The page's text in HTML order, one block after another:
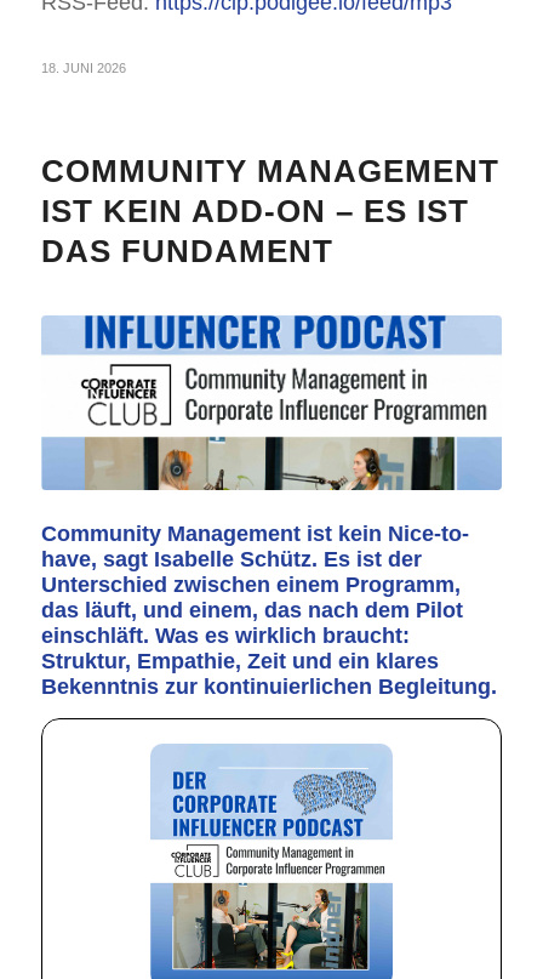
18. JUNI 2026
COMMUNITY MANAGEMENT
IST KEIN ADD-ON – ES IST
DAS FUNDAMENT
Community Management ist kein Nice-to-
have, sagt Isabelle Schütz. Es ist der
Unterschied zwischen einem Programm,
das läuft, und einem, das nach dem Pilot
einschläft. Was es wirklich braucht:
Struktur, Empathie, Zeit und ein klares
Bekenntnis zur kontinuierlichen Begleitung.